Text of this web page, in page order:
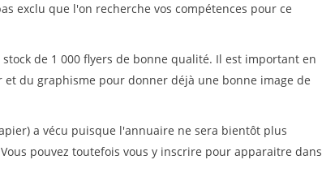
exclu que l'on recherche vos compétences pour ce
de 1 000 flyers de bonne qualité. Il est important en
du graphisme pour donner déjà une bonne image de
a vécu puisque l'annuaire ne sera bientôt plus
pouvez toutefois vous y inscrire pour apparaitre dans